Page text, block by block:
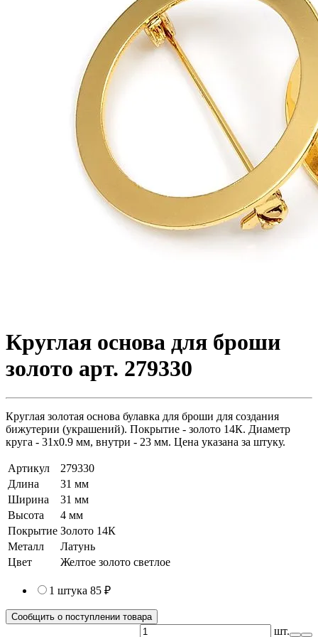
Круглая основа для броши
золото арт. 279330
Круглая золотая основа булавка для броши для создания
бижутерии (украшений). Покрытие - золото 14К. Диаметр
круга - 31х0.9 мм, внутри - 23 мм. Цена указана за штуку.
Артикул
279330
Длина
31 мм
Ширина
31 мм
Высота
4 мм
Покрытие Золото 14К
Металл
Латунь
Цвет
Желтое золото светлое
1 штука 85 ₽
Сообщить о поступлении товара
шт.